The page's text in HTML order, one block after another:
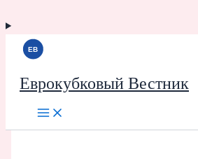
Еврокубковый Вестник